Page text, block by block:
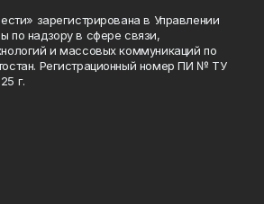
зарегистрирована в Управлении
по надзору в сфере связи,
и массовых коммуникаций по
Регистрационный номер ПИ № ТУ
г.